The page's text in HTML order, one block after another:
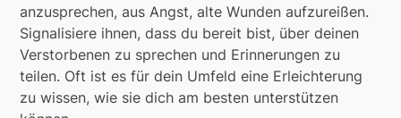
anzusprechen, aus Angst, alte Wunden aufzureißen.
Signalisiere ihnen, dass du bereit bist, über deinen
Verstorbenen zu sprechen und Erinnerungen zu
teilen. Oft ist es für dein Umfeld eine Erleichterung
zu wissen, wie sie dich am besten unterstützen